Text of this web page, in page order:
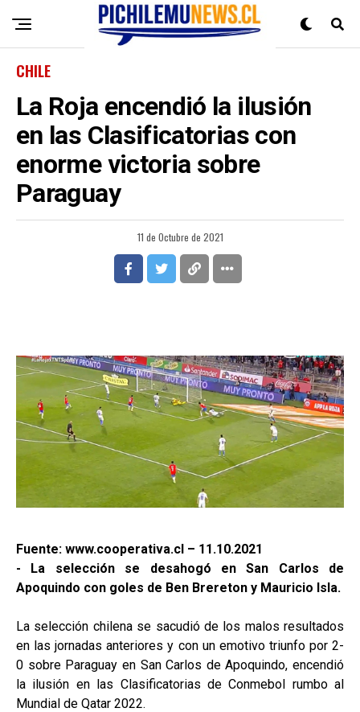
CHILE
La Roja encendió la ilusión
en las Clasificatorias con
enorme victoria sobre
Paraguay
11 de Octubre de 2021
Fuente: www.cooperativa.cl – 11.10.2021
- La selección se desahogó en San Carlos de
Apoquindo con goles de Ben Brereton y Mauricio Isla.
La selección chilena se sacudió de los malos resultados
en las jornadas anteriores y con un emotivo triunfo por 2-
0 sobre Paraguay en San Carlos de Apoquindo, encendió
la ilusión en las Clasificatorias de Conmebol rumbo al
Mundial de Qatar 2022.